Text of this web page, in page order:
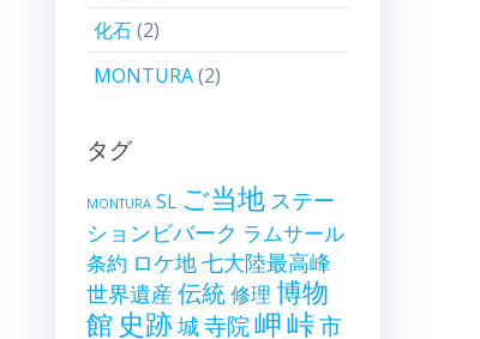
化石(2)
MONTURA(2)
タグ
MONTURA SL ご当地 ステー
ションビバーク ラムサール
条約 ロケ地七大陸最高峰
世界遺産 伝統修理 博物
館 史跡城寺院岬峠市